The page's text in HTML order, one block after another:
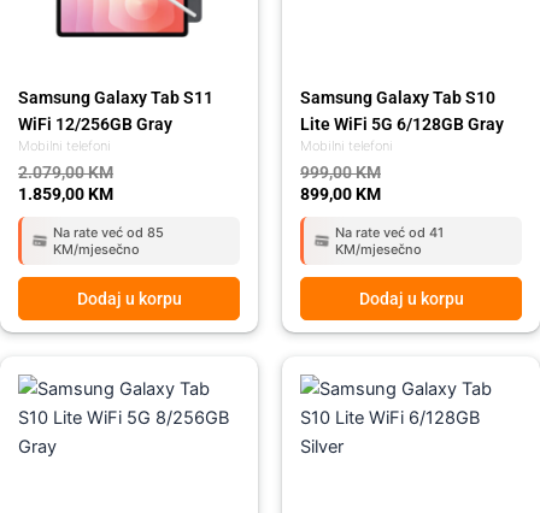
Mobilni telefoni
Samsung Galaxy Tab S11
WiFi 12/256GB Gray
2.079,00KM
1.859,00KM
Na rate već od 85
KM/mjesečno
Dodaj u korpu
Mobilni telefoni
Samsung Galaxy Tab S10
Lite WiFi 5G 6/128GB Gray
999,00KM
899,00KM
Na rate već od 41
KM/mjesečno
Dodaj u korpu
price
was:
1.169,00 KM.
price
is:
1.049,00 KM.
price
was:
879,00 KM.
price
is:
789,00 KM.